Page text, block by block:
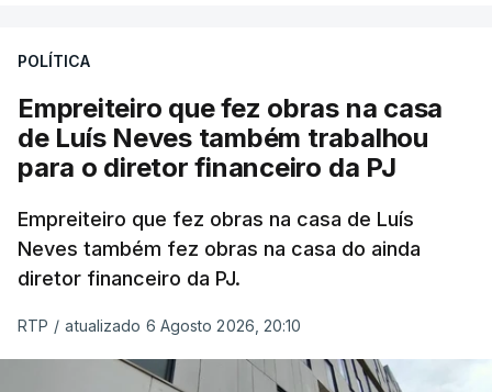
POLÍTICA
Empreiteiro que fez obras na casa
de Luís Neves também trabalhou
para o diretor financeiro da PJ
Empreiteiro que fez obras na casa de Luís
Neves também fez obras na casa do ainda
diretor financeiro da PJ.
RTP / atualizado 6 Agosto 2026, 20:10